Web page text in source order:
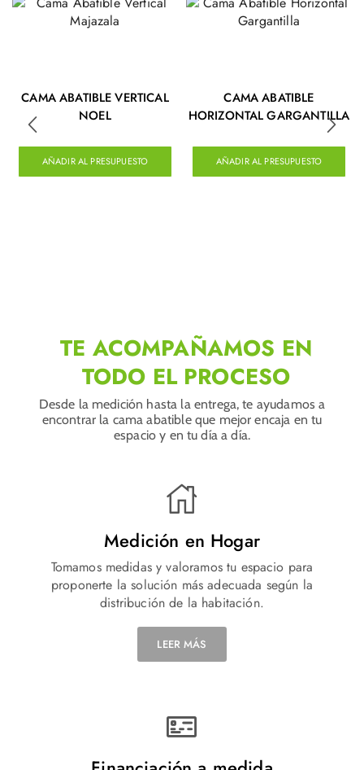
CAMA ABATIBLE VERTICAL
NOEL
AÑADIR AL PRESUPUESTO
CAMA ABATIBLE
HORIZONTAL GARGANTILLA
AÑADIR AL PRESUPUESTO
TE ACOMPAÑAMOS EN
TODO EL PROCESO
Desde la medición hasta la entrega, te ayudamos a
encontrar la cama abatible que mejor encaja en tu
espacio y en tu día a día.
Medición en Hogar
Tomamos medidas y valoramos tu espacio para
proponerte la solución más adecuada según la
distribución de la habitación.
LEER MÁS